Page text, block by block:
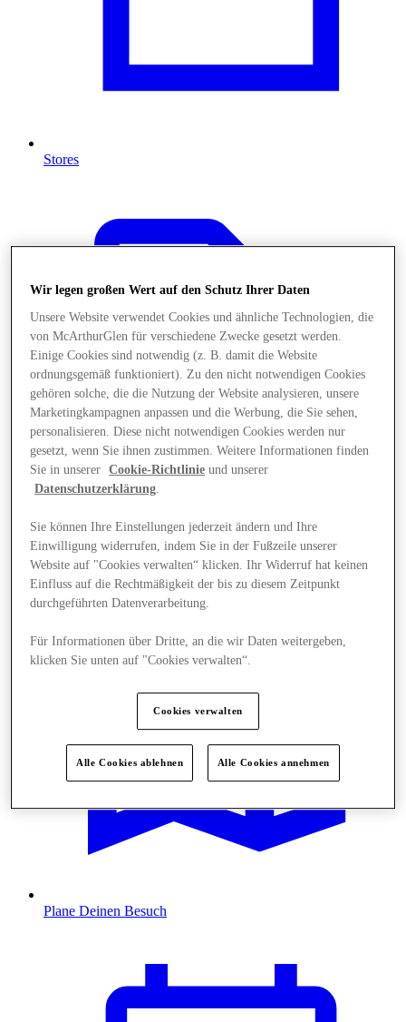
Stores
Angebote
Plane Deinen Besuch
Wir legen großen Wert auf den Schutz Ihrer Daten
Unsere Website verwendet Cookies und ähnliche Technologien, die
von McArthurGlen für verschiedene Zwecke gesetzt werden.
Einige Cookies sind notwendig (z. B. damit die Website
ordnungsgemäß funktioniert). Zu den nicht notwendigen Cookies
gehören solche, die die Nutzung der Website analysieren, unsere
Marketingkampagnen anpassen und die Werbung, die Sie sehen,
personalisieren. Diese nicht notwendigen Cookies werden nur
gesetzt, wenn Sie ihnen zustimmen. Weitere Informationen finden
Sie in unserer
Cookie-Richtlinie und unserer
Datenschutzerklärung
Sie können Ihre Einstellungen jederzeit ändern und Ihre
Einwilligung widerrufen, indem Sie in der Fußzeile unserer
Website auf "Cookies verwalten“ klicken. Ihr Widerruf hat keinen
Einfluss auf die Rechtmäßigkeit der bis zu diesem Zeitpunkt
durchgeführten Datenverarbeitung.
Für Informationen über Dritte, an die wir Daten weitergeben,
klicken Sie unten auf "Cookies verwalten“.
Cookies verwalten
Alle Cookies ablehnen Alle Cookies annehmen